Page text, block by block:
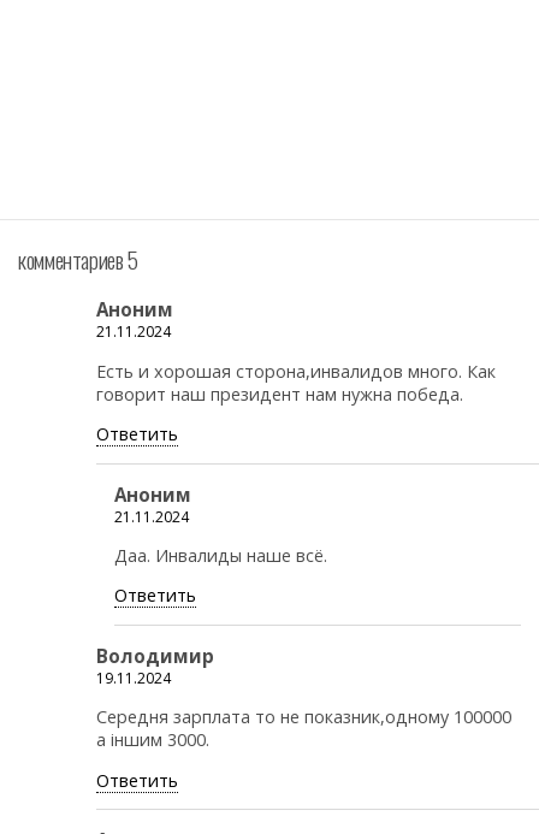
комментариев 5
Аноним
21.11.2024
Есть и хорошая сторона,инвалидов много. Как
говорит наш президент нам нужна победа.
Ответить
Аноним
21.11.2024
Даа. Инвалиды наше всё.
Ответить
Володимир
19.11.2024
Середня зарплата то не показник,одному 100000
а іншим 3000.
Ответить